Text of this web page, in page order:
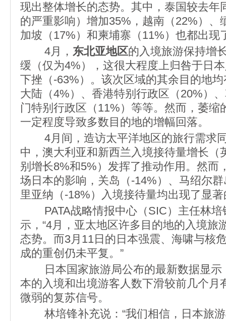
现出整体增长的态势。其中，泰国较去年
的严重影响）增加35%，越南（22%）、
加坡（17%）和柬埔寨（11%）也都出现
4月， 东北亚地区的入境旅游保持增
缓（仅为4%），这很大程度上归咎于日
下挫（-63%）。该次区域的其余目的地
大陆（4%）、香港特别行政区（20%）
门特别行政区（11%）等等。然而，萎缩
一定程度导致多数目的地的增幅回落。
4月间，造访太平洋地区的旅行需求
中，澳大利亚和新西兰入境接待量增长（
别增长8%和5%）发挥了推动作用。然而
场日本的影响，关岛（-14%）、马绍尔
里亚纳（-18%）入境接待量均出现了显
PATA战略情报中心（SIC）主任林培
示，“4月，亚太地区许多目的地的入境旅
态势。而3月11日的日本强震、海啸与核
成的重创仍未平复。”
日本国家旅游局公布的最新数据显示
本的入境和出境游客人数下滑较前几个月
微弱的复苏信号。
林培锋补充说：“我们相信，日本旅游